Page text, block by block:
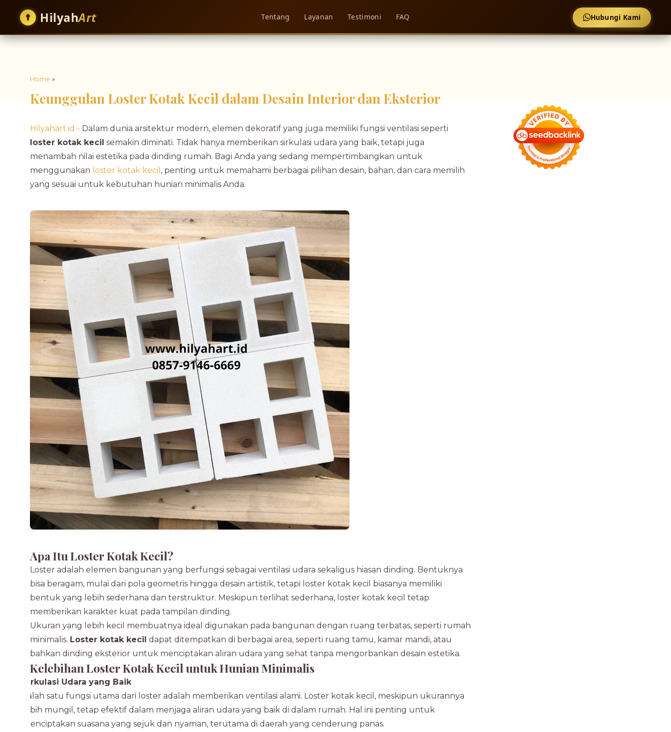
HilyahArt Tentang Layanan Testimoni FAQ Hubungi Kami
Home »
Keunggulan Loster Kotak Kecil dalam Desain Interior dan Eksterior
Hilyahart.id - Dalam dunia arsitektur modern, elemen dekoratif yang juga memiliki fungsi ventilasi seperti
loster kotak kecil semakin diminati. Tidak hanya memberikan sirkulasi udara yang baik, tetapi juga
menambah nilai estetika pada dinding rumah. Bagi Anda yang sedang mempertimbangkan untuk
menggunakan loster kotak kecil , penting untuk memahami berbagai pilihan desain, bahan, dan cara memilih
yang sesuai untuk kebutuhan hunian minimalis Anda.
Apa Itu Loster Kotak Kecil?
Loster adalah elemen bangunan yang berfungsi sebagai ventilasi udara sekaligus hiasan dinding. Bentuknya
bisa beragam, mulai dari pola geometris hingga desain artistik, tetapi loster kotak kecil biasanya memiliki
bentuk yang lebih sederhana dan terstruktur. Meskipun terlihat sederhana, loster kotak kecil tetap
memberikan karakter kuat pada tampilan dinding.
Ukuran yang lebih kecil membuatnya ideal digunakan pada bangunan dengan ruang terbatas, seperti rumah
minimalis. Loster kotak kecil dapat ditempatkan di berbagai area, seperti ruang tamu, kamar mandi, atau
bahkan dinding eksterior untuk menciptakan aliran udara yang sehat tanpa mengorbankan desain estetika.
Kelebihan Loster Kotak Kecil untuk Hunian Minimalis
Sirkulasi Udara yang Baik
Salah satu fungsi utama dari loster adalah memberikan ventilasi alami. Loster kotak kecil, meskipun ukurannya
lebih mungil, tetap efektif dalam menjaga aliran udara yang baik di dalam rumah. Hal ini penting untuk
menciptakan suasana yang sejuk dan nyaman, terutama di daerah yang cenderung panas.